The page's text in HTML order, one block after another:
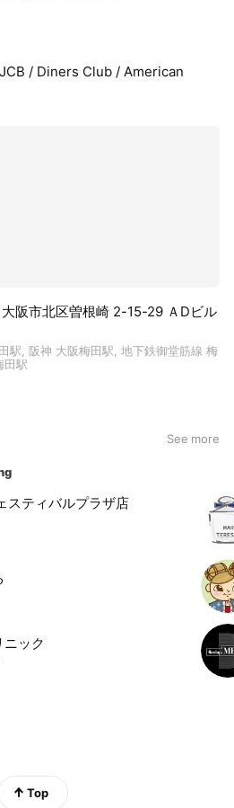
/ Diners Club / American
阪市北区曽根崎 2-15-29 ＡDビル
駅, 阪神 大阪梅田駅, 地下鉄御堂筋線 梅
田駅
See more
スティバルプラザ店
ック
Top